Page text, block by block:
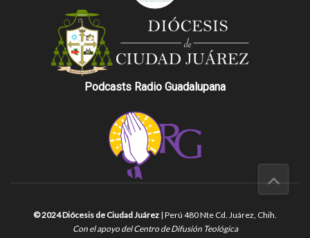
Podcasts Radio Guadalupana
© 2024 Diócesis de Ciudad Juárez | Perú 480 Nte Cd. Juárez, Chih.
Con el apoyo del Centro de Difusión Teológica